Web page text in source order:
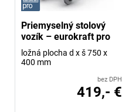
Priemyselný stolový
vozík – eurokraft pro
ložná plocha d x š 750 x
400 mm
bez DPH
419,- €